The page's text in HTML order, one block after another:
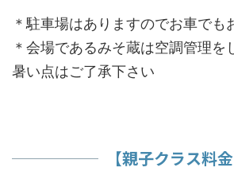
＊駐車場はありますのでお車でも
＊会場であるみそ蔵は空調管理を
暑い点はご了承下さい
【親子クラス料金